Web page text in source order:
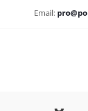
Email: